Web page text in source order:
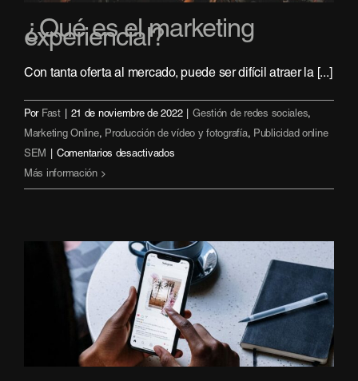
¿Qué es el marketing
experiencial?
Con tanta oferta al mercado, puede ser difícil atraer la [...]
Por Fast 21 de noviembre de 2022 Gestión de redes sociales,
Marketing Online, Producción de vídeo y fotografía, Publicidad online
SEM Comentarios desactivadosen
experiencial?
Más información